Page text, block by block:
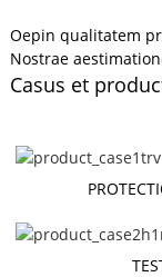
Oepin qualitatem
Nostrae
Casus et